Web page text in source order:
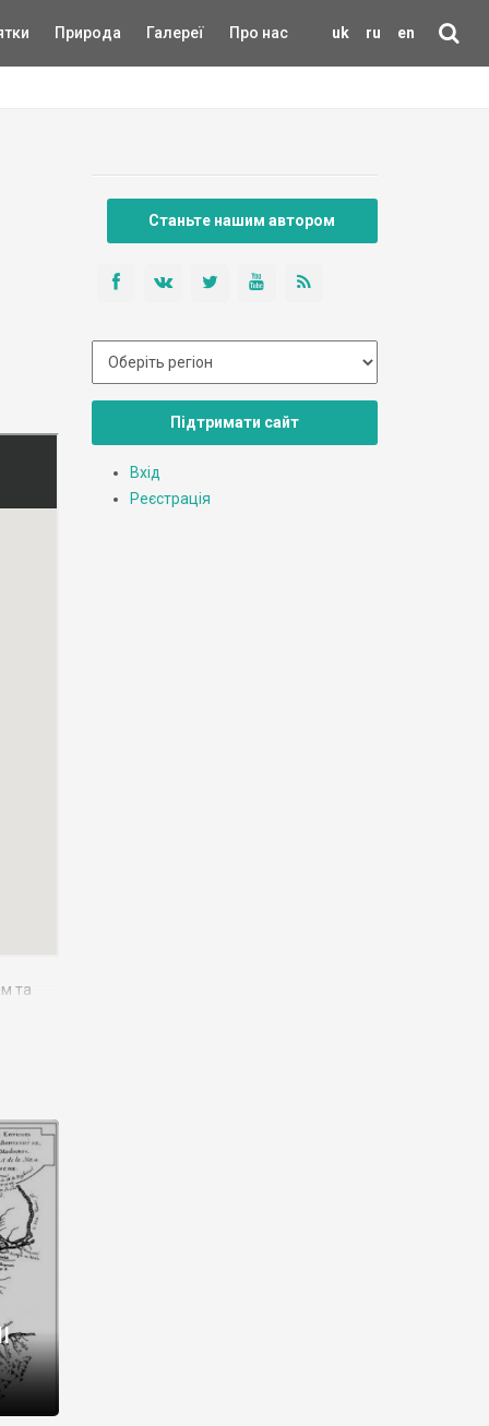
uk ru en
Природа Галереї Про нас
та
Станьте нашим автором
Підтримати сайт
Вхід
Реєстрація